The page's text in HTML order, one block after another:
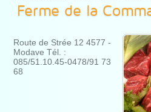
Ferme de la
Route de Strée 12 4577 -
Modave Tél. :
085/51.10.45-0478/91 73
68